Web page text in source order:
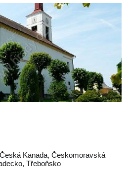
Česká Kanada, Českomoravská
, Třeboňsko